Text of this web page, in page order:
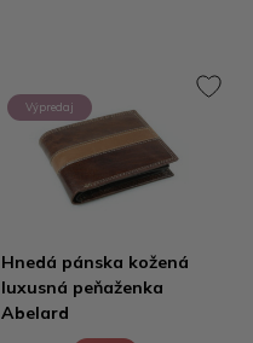
Výpredaj
Hnedá pánska kožená
luxusná peňaženka
Abelard